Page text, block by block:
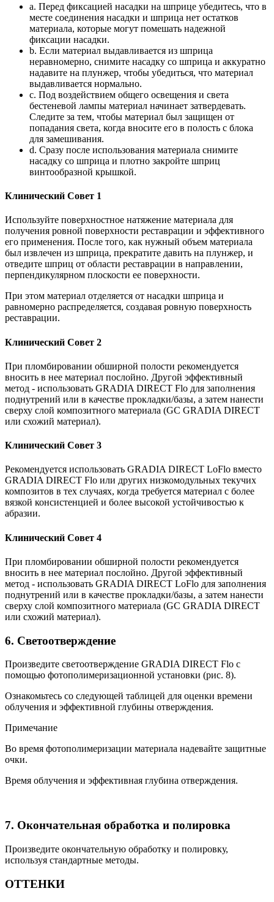
a. Перед фиксацией насадки на шприце убедитесь, что в
месте соединения насадки и шприца нет остатков
материала, которые могут помешать надежной
фиксации насадки.
b. Если материал выдавливается из шприца
неравномерно, снимите насадку со шприца и аккуратно
надавите на плунжер, чтобы убедиться, что материал
выдавливается нормально.
c. Под воздействием общего освещения и света
бестеневой лампы материал начинает затвердевать.
Следите за тем, чтобы материал был защищен от
попадания света, когда вносите его в полость с блока
для замешивания.
d. Сразу после использования материала снимите
насадку со шприца и плотно закройте шприц
винтообразной крышкой.
Клинический Совет 1
Используйте поверхностное натяжение материала для
получения ровной поверхности реставрации и эффективного
его применения. После того, как нужный объем материала
был извлечен из шприца, прекратите давить на плунжер, и
отведите шприц от области реставрации в направлении,
перпендикулярном плоскости ее поверхности.
При этом материал отделяется от насадки шприца и
равномерно распределяется, создавая ровную поверхность
реставрации.
Клинический Совет 2
При пломбировании обширной полости рекомендуется
вносить в нее материал послойно. Другой эффективный
метод - использовать GRADIA DIRECT Flo для заполнения
поднутрений или в качестве прокладки/базы, а затем нанести
сверху слой композитного материала (GC GRADIA DIRECT
или схожий материал).
Клинический Совет 3
Рекомендуется использовать GRADIA DIRECT LoFlo вместо
GRADIA DIRECT Flo или других низкомодульных текучих
композитов в тех случаях, когда требуется материал с более
вязкой консистенцией и более высокой устойчивостью к
абразии.
Клинический Совет 4
При пломбировании обширной полости рекомендуется
вносить в нее материал послойно. Другой эффективный
метод - использовать GRADIA DIRECT LoFlo для заполнения
поднутрений или в качестве прокладки/базы, а затем нанести
сверху слой композитного материала (GC GRADIA DIRECT
или схожий материал).
6. Светоотверждение
Произведите светоотверждение GRADIA DIRECT Flo с
помощью фотополимеризационной установки (рис. 8).
Ознакомьтесь со следующей таблицей для оценки времени
облучения и эффективной глубины отверждения.
Примечание
Во время фотополимеризации материала надевайте защитные
очки.
Время облучения и эффективная глубина отверждения.
7. Окончательная обработка и полировка
Произведите окончательную обработку и полировку,
используя стандартные методы.
ОТТЕНКИ